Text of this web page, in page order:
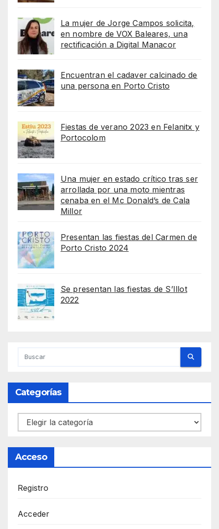
La mujer de Jorge Campos solicita,
en nombre de VOX Baleares, una
rectificación a Digital Manacor
Encuentran el cadaver calcinado de
una persona en Porto Cristo
Fiestas de verano 2023 en Felanitx y
Portocolom
Una mujer en estado crítico tras ser
arrollada por una moto mientras
cenaba en el Mc Donald’s de Cala
Millor
Presentan las fiestas del Carmen de
Porto Cristo 2024
Se presentan las fiestas de S’Illot
2022
Categorías
Categorías
Acceso
Registro
Acceder